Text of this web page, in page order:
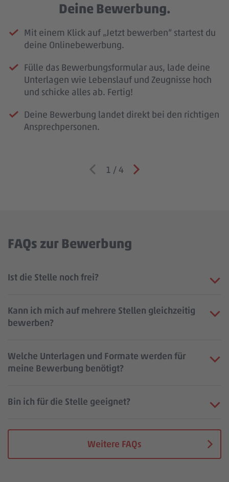
Deine Bewerbung.
Mit einem Klick auf „Jetzt bewerben“ startest du
deine Onlinebewerbung.
Fülle das Bewerbungsformular aus, lade deine
Unterlagen wie Lebenslauf und Zeugnisse hoch
und schicke alles ab. Fertig!
Deine Bewerbung landet direkt bei den richtigen
Ansprechpersonen.
1 / 4
FAQs zur Bewerbung
Ist die Stelle noch frei?
Kann ich mich auf mehrere Stellen gleichzeitig
bewerben?
Welche Unterlagen und Formate werden für
meine Bewerbung benötigt?
Bin ich für die Stelle geeignet?
Weitere FAQs